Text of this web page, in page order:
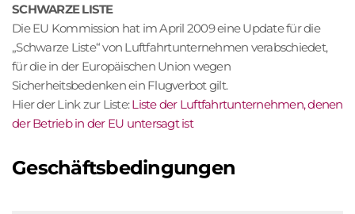
SCHWARZE LISTE
Die EU Kommission hat im April 2009 eine Update für die
„Schwarze Liste“ von Luftfahrtunternehmen verabschiedet,
für die in der Europäischen Union wegen
Sicherheitsbedenken ein Flugverbot gilt.
Hier der Link zur Liste:Liste der Luftfahrtunternehmen, denen
der Betrieb in der EU untersagt ist
Geschäftsbedingungen